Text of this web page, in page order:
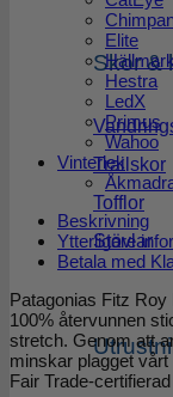
Skor &
Trailskor
Tofflor
Stövlar
Elite
Hestra
LedX
Primus
Wahoo
Vinterlek
Beskrivning
Ytterligare
Betala med
Patagonias Fitz
100% återvunnen
stretch. Genom att
minskar plagget
Fair Trade-